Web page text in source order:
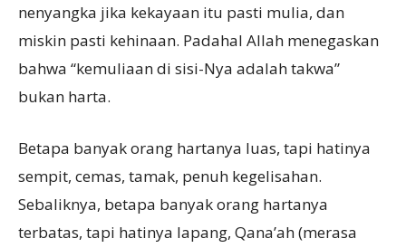
nenyangka jika kekayaan itu pasti mulia, dan
miskin pasti kehinaan. Padahal Allah menegaskan
bahwa “kemuliaan di sisi-Nya adalah takwa”
bukan harta.
Betapa banyak orang hartanya luas, tapi hatinya
sempit, cemas, tamak, penuh kegelisahan.
Sebaliknya, betapa banyak orang hartanya
terbatas, tapi hatinya lapang, Qana’ah (merasa